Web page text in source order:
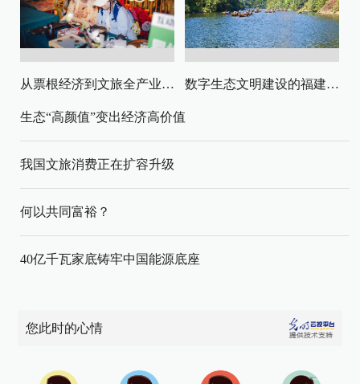
从票根经济到文旅全产业链升级 数字生态文明建设的福建路径与启示
生态“高颜值”变出经济高价值
我国文旅消费正在扩容升级
何以共同富裕？
40亿千瓦家底铸牢中国能源底座
您此时的心情